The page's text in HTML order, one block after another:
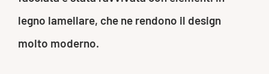
legno lamellare, che ne rendono il design
molto moderno.